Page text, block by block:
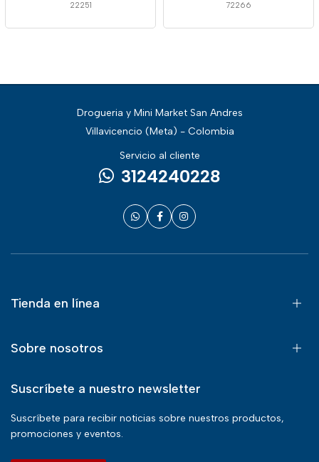
22251 72266
Drogueria y Mini Market San Andres
Villavicencio (Meta) - Colombia
Servicio al cliente
3124240228
Tienda en línea
Sobre nosotros
Suscríbete a nuestro newsletter
Suscríbete para recibir noticias sobre nuestros productos,
promociones y eventos.